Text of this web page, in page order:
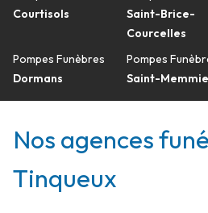
Courtisols
Pompes Funèbres
Dormans
Saint-Brice-
Courcelles
Pompes
Saint-Memmie
Nos agences
Tinqueux